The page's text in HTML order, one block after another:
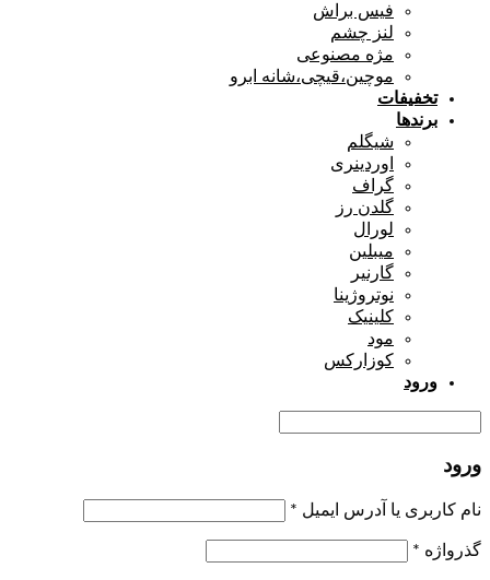
فیس براش
لنز چشم
مژه مصنوعی
موچین،قیچی،شانه ابرو
تخفیفات
برندها
شیگلم
اوردینری
گراف
گلدن رز
لورال
میبلین
گارنیر
نوتروژینا
کلینیک
مود
کوزارکس
ورود
ورود
نام کاربری یا آدرس ایمیل *
گذرواژه *